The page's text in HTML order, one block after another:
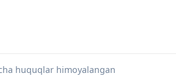
huquqlar himoyalangan